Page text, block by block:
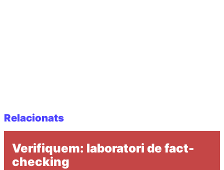
Relacionats
Verifiquem: laboratori de fact-
checking